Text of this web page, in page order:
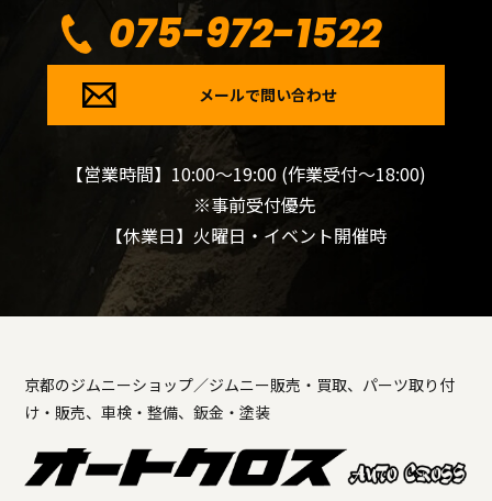
075-972-1522
メールで問い合わせ
【営業時間】10:00～19:00 (作業受付～18:00)
※事前受付優先
【休業日】火曜日・イベント開催時
京都のジムニーショップ／ジムニー販売・買取、パーツ取り付
け・販売、車検・整備、鈑金・塗装